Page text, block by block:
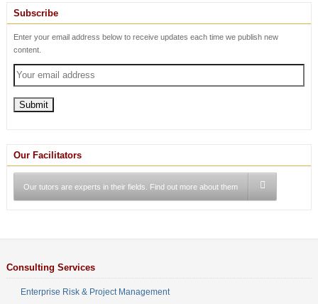
Subscribe
Enter your email address below to receive updates each time we publish new
content.
Our Facilitators
Our tutors are experts in their fields. Find out more about them
Consulting Services
Enterprise Risk & Project Management